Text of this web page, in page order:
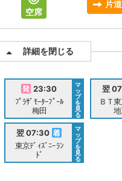
空席
片
詳細を閉じる
23:30
ﾌﾟﾗｻﾞﾓｰﾀｰﾌﾟｰﾙ
梅田
マ
ッ
プ
を
見
る
翌
ＢＴ
地
翌 07:30
東京ﾃﾞｨｽﾞﾆｰﾗﾝ
ﾄﾞ
マ
ッ
プ
を
見
る